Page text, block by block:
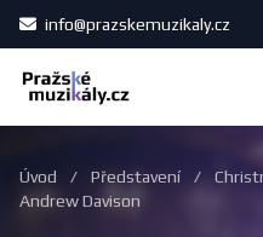
info@prazskemuzikaly.cz
Úvod / Představení /
Andrew Davison